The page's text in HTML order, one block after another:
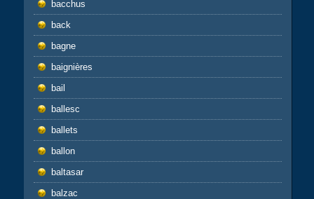
bacchus
back
bagne
baignières
bail
ballesc
ballets
ballon
baltasar
balzac